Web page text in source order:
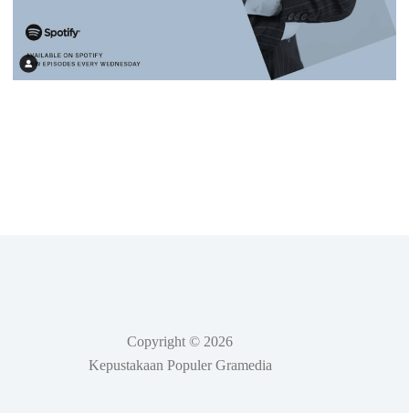
Copyright © 2026
Kepustakaan Populer Gramedia